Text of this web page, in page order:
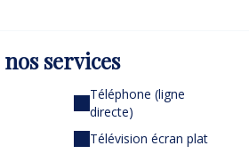
nos services
Téléphone (ligne
directe)
Télévision écran plat